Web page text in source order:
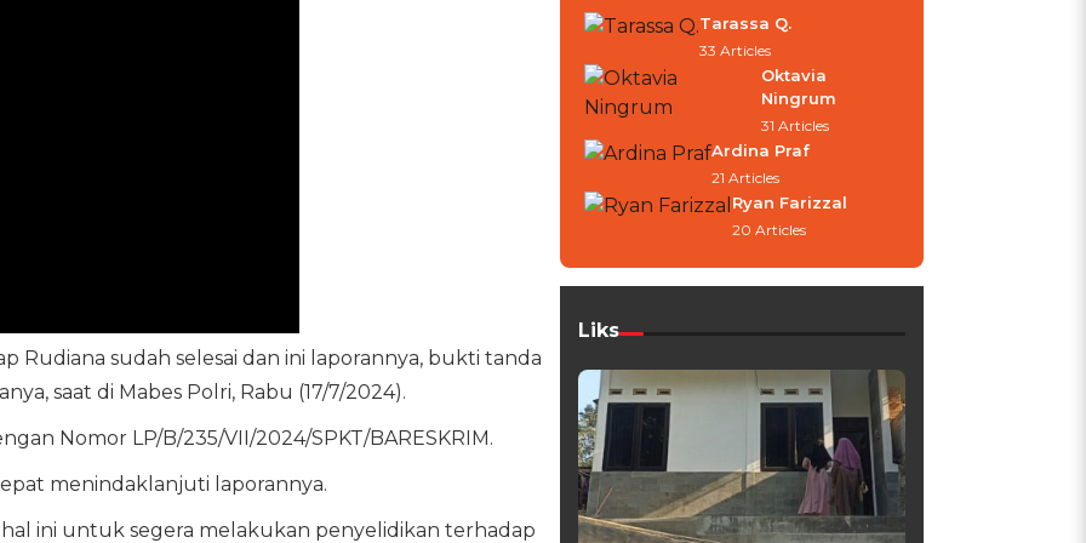
Rudiana sudah selesai dan ini laporannya, bukti tanda
saat di Mabes Polri, Rabu (17/7/2024).
Nomor LP/B/235/VII/2024/SPKT/BARESKRIM.
menindaklanjuti laporannya.
ini untuk segera melakukan penyelidikan terhadap
Tarassa Q.
33 Articles
Oktavia
Ningrum
31 Articles
Ardina Praf
21 Articles
Ryan Farizzal
20 Articles
Liks